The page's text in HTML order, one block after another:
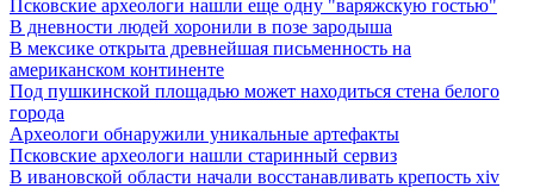
Псковские археологи нашли еще одну "варяжскую гостью"
В дневности людей хоронили в позе зародыша
В мексике открыта древнейшая письменность на
американском континенте
Под пушкинской площадью может находиться стена белого
города
Археологи обнаружили уникальные артефакты
Псковские археологи нашли старинный сервиз
В ивановской области начали восстанавливать крепость xiv